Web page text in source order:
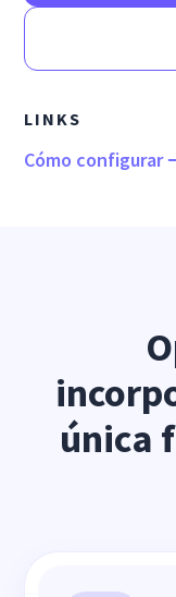
LINKS
Cómo configurar
única